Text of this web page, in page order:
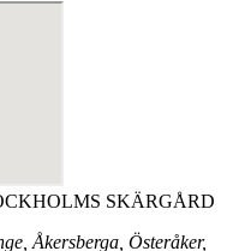
SKÄRGÅRD
Åkersberga, Österåker,